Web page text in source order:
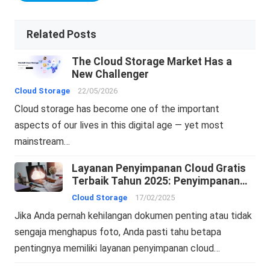
Related Posts
The Cloud Storage Market Has a
New Challenger
Cloud Storage 22/05/2026
Cloud storage has become one of the important
aspects of our lives in this digital age — yet most
mainstream…
Layanan Penyimpanan Cloud Gratis
Terbaik Tahun 2025: Penyimpanan
Online dan Pencadangan Cloud
Cloud Storage 17/02/2025
Jika Anda pernah kehilangan dokumen penting atau tidak
sengaja menghapus foto, Anda pasti tahu betapa
pentingnya memiliki layanan penyimpanan cloud…